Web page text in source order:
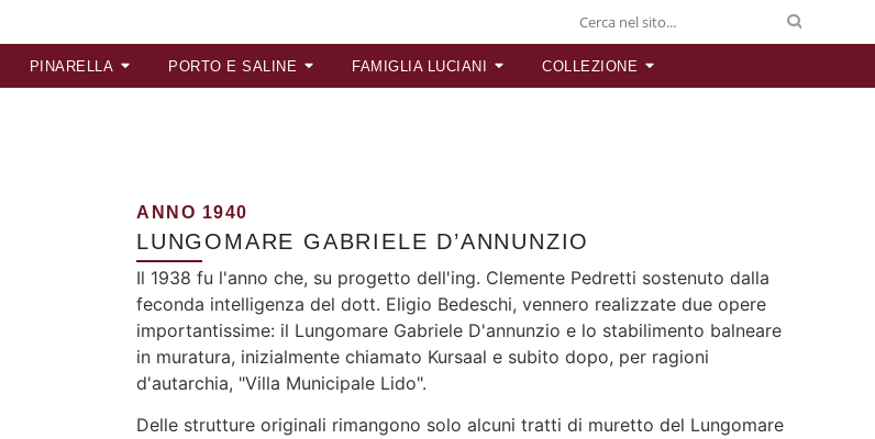
PINARELLA PORTO E SALINE FAMIGLIA LUCIANI COLLEZIONE
ANNO 1940
LUNGOMARE GABRIELE D’ANNUNZIO
Il 1938 fu l'anno che, su progetto dell'ing. Clemente Pedretti sostenuto dalla
feconda intelligenza del dott. Eligio Bedeschi, vennero realizzate due opere
importantissime: il Lungomare Gabriele D'annunzio e lo stabilimento balneare
in muratura, inizialmente chiamato Kursaal e subito dopo, per ragioni
d'autarchia, "Villa Municipale Lido".
Delle strutture originali rimangono solo alcuni tratti di muretto del Lungomare